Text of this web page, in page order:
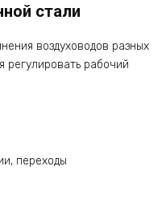
стали
воздуховодов разных
регулировать рабочий
переходы